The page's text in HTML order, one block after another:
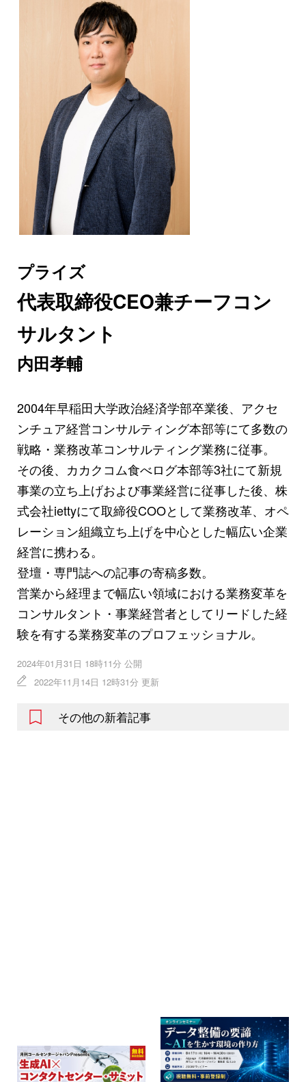
プライズ
代表取締役CEO兼チーフコン
サルタント
内田孝輔
2004年早稲田大学政治経済学部卒業後、アクセ
ンチュア経営コンサルティング本部等にて多数の
戦略・業務改革コンサルティング業務に従事。
その後、カカクコム食べログ本部等3社にて新規
事業の立ち上げおよび事業経営に従事した後、株
式会社iettyにて取締役COOとして業務改革、オペ
レーション組織立ち上げを中心とした幅広い企業
経営に携わる。
登壇・専門誌への記事の寄稿多数。
営業から経理まで幅広い領域における業務変革を
コンサルタント・事業経営者としてリードした経
験を有する業務変革のプロフェッショナル。
2024年01月31日 18時11分 公開
2022年11月14日 12時31分 更新
その他の新着記事